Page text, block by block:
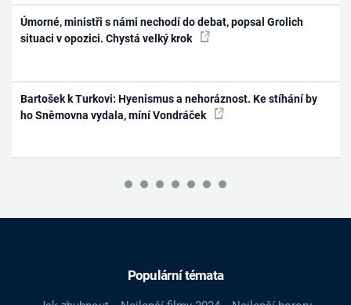
Úmorné, ministři s námi nechodí do debat, popsal Grolich
situaci v opozici. Chystá velký krok
Bartošek k Turkovi: Hyenismus a nehoráznost. Ke stíhání by
ho Sněmovna vydala, míní Vondráček
Populární témata